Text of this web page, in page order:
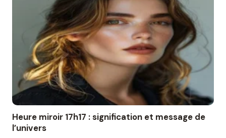
Heure miroir 17h17 : signification et message de
l’univers